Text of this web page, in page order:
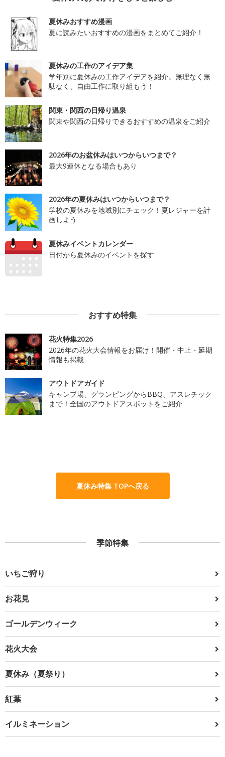
夏休みおすすめ漫画
夏に読みたいおすすめの漫画をまとめてご紹介！
夏休みの工作のアイデア集
学年別に夏休みの工作アイデアを紹介。無理なく無
駄なく、自由工作に取り組もう！
関東・関西の日帰り温泉
関東や関西の日帰りできるおすすめの温泉をご紹介
2026年のお盆休みはいつからいつまで？
最大9連休となる場合もあり
2026年の夏休みはいつからいつまで？
学校の夏休みを地域別にチェック！夏レジャーを計
画しよう
夏休みイベントカレンダー
日付から夏休みのイベントを探す
おすすめ特集
花火特集2026
2026年の花火大会情報をお届け！開催・中止・延期
情報も掲載
アウトドアガイド
キャンプ場、グランピングからBBQ、アスレチック
まで！全国のアウトドアスポットをご紹介
夏休み特集 TOPへ戻る
季節特集
いちご狩り
お花見
ゴールデンウィーク
花火大会
夏休み（夏祭り）
紅葉
イルミネーション